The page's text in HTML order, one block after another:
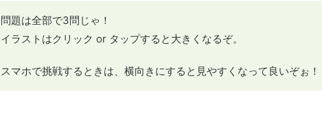
問題は全部で3問じゃ！
イラストはクリック or タップすると大きくなるぞ。
スマホで挑戦するときは、横向きにすると見やすくなって良いぞぉ！